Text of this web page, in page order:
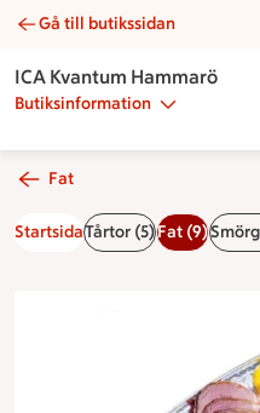
Värmlandsfatet | Catering
Gå till butikssidan
ICA Kvantum Hammarö
Butiksinformation
Fat
StartsidaTårtor (5)Fat (9)